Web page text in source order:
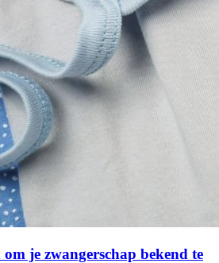
je zwangerschap bekend te